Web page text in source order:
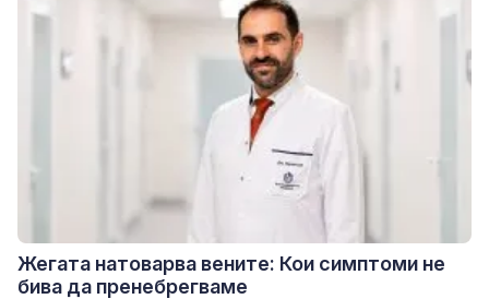
Жегата натоварва вените: Кои симптоми не
бива да пренебрегваме